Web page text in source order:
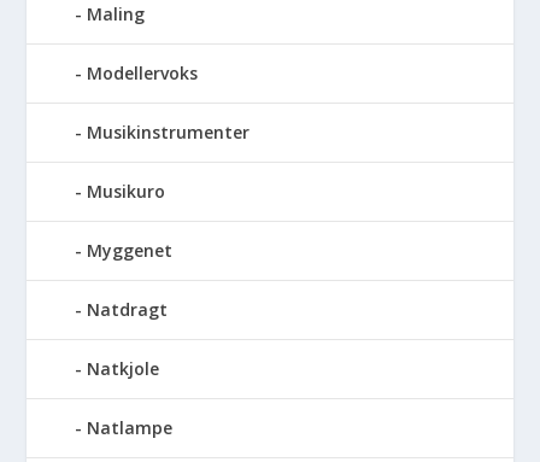
Maling
Modellervoks
Musikinstrumenter
Musikuro
Myggenet
Natdragt
Natkjole
Natlampe